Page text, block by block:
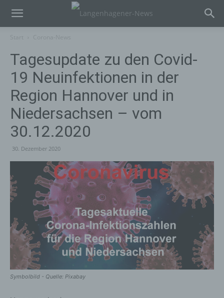
Tagesupdate zu den Covid-
19 Neuinfektionen in der
Region Hannover und in
Niedersachsen – vom
30.12.2020
30. Dezember 2020
Symbolbild - Quelle: Pixabay